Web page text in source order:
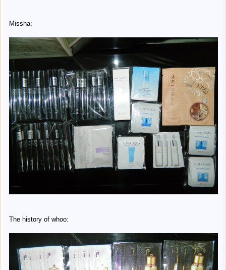
Missha:
The history of whoo: